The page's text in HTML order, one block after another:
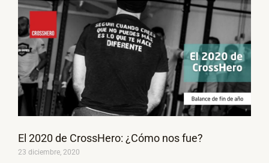
El 2020 de CrossHero: ¿Cómo nos fue?
23 diciembre, 2020